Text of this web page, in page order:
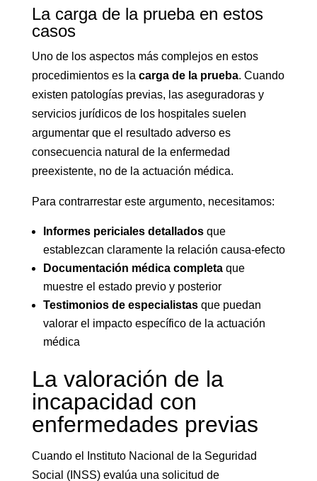
La carga de la prueba en estos
casos
Uno de los aspectos más complejos en estos
procedimientos es la carga de la prueba. Cuando
existen patologías previas, las aseguradoras y
servicios jurídicos de los hospitales suelen
argumentar que el resultado adverso es
consecuencia natural de la enfermedad
preexistente, no de la actuación médica.
Para contrarrestar este argumento, necesitamos:
Informes periciales detalladosque
establezcan claramente la relación causa-efecto
Documentación médica completaque
muestre el estado previo y posterior
Testimonios de especialistasque puedan
valorar el impacto específico de la actuación
médica
La valoración de la
incapacidad con
enfermedades previas
Cuando el Instituto Nacional de la Seguridad
Social (INSS) evalúa una solicitud de